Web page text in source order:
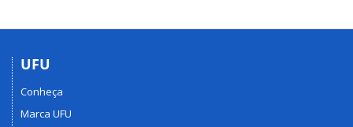
UFU
Conheça
Marca UFU